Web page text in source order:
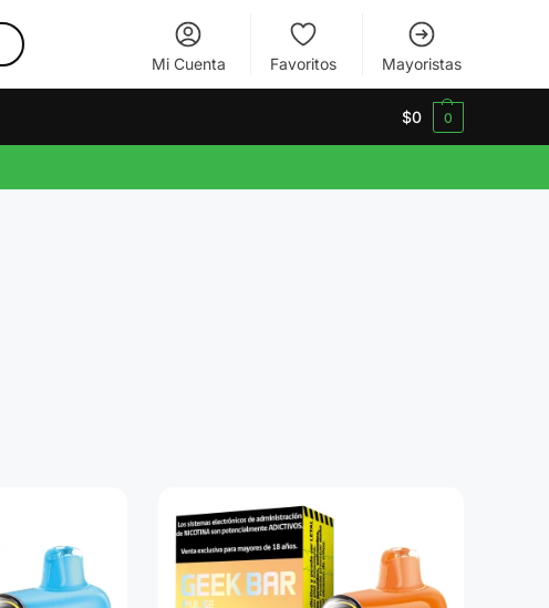
Mi Cuenta Favoritos Mayoristas
$0 0